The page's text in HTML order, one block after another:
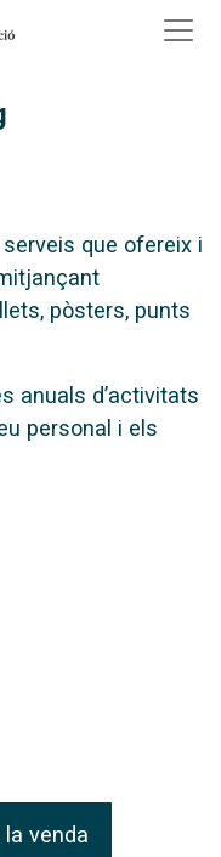
que ofereix i
pòsters, punts
anuals d’activitats
personal i els
venda